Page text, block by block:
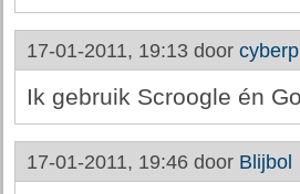
17-01-2011, 19:13 door
Ik gebruik Scroogle én
17-01-2011, 19:46 door Blijbol